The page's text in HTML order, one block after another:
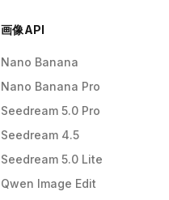
画像API
Nano Banana
Nano Banana Pro
Seedream 5.0 Pro
Seedream 4.5
Seedream 5.0 Lite
Qwen Image Edit